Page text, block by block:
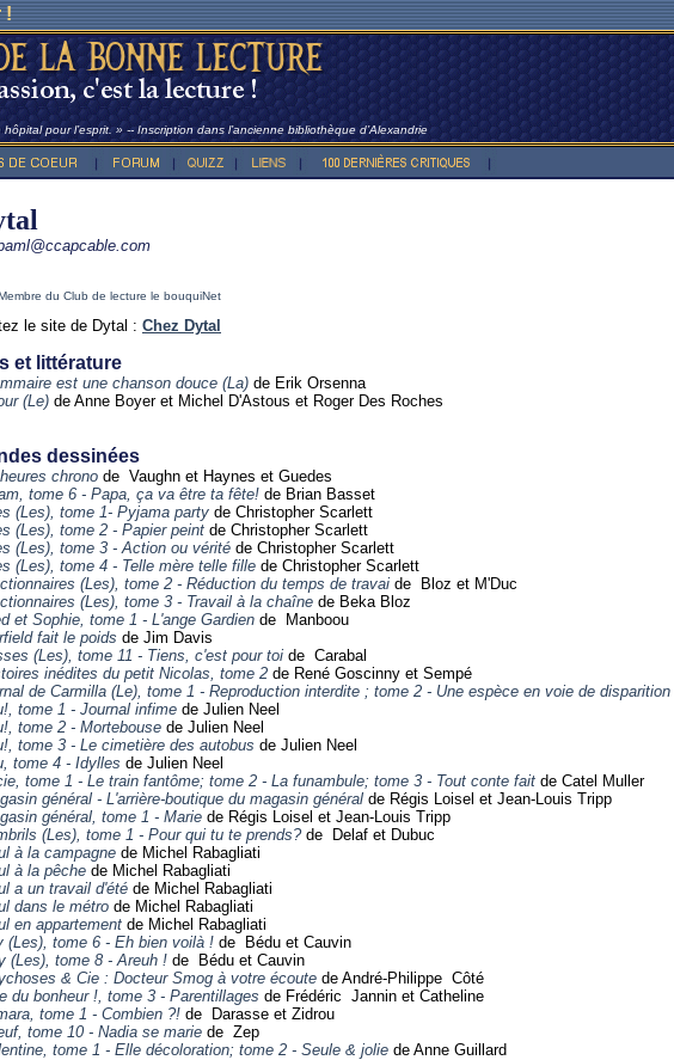
!
pour l’esprit. » -- Inscription dans l’ancienne bibliothèque d’Alexandrie
du Club de lecture le bouquiNet
le site de Dytal : Chez Dytal
et littérature
est une chanson douce (La) de Erik Orsenna
(Le) de Anne Boyer et Michel D'Astous et Roger Des Roches
dessinées
chrono de Vaughn et Haynes et Guedes
tome 6 - Papa, ça va être ta fête! de Brian Basset
(Les), tome 1- Pyjama party de Christopher Scarlett
(Les), tome 2 - Papier peint de Christopher Scarlett
(Les), tome 3 - Action ou vérité de Christopher Scarlett
(Les), tome 4 - Telle mère telle fille de Christopher Scarlett
(Les), tome 2 - Réduction du temps de travai de Bloz et M'Duc
(Les), tome 3 - Travail à la chaîne de Beka Bloz
et Sophie, tome 1 - L'ange Gardien de Manboou
fait le poids de Jim Davis
(Les), tome 11 - Tiens, c'est pour toi de Carabal
inédites du petit Nicolas, tome 2 de René Goscinny et Sempé
de Carmilla (Le), tome 1 - Reproduction interdite ; tome 2 - Une espèce en voie de disparition
tome 1 - Journal infime de Julien Neel
tome 2 - Mortebouse de Julien Neel
tome 3 - Le cimetière des autobus de Julien Neel
tome 4 - Idylles de Julien Neel
tome 1 - Le train fantôme; tome 2 - La funambule; tome 3 - Tout conte fait de Catel Muller
général - L'arrière-boutique du magasin général de Régis Loisel et Jean-Louis Tripp
général, tome 1 - Marie de Régis Loisel et Jean-Louis Tripp
(Les), tome 1 - Pour qui tu te prends?de Delaf et Dubuc
à la campagne de Michel Rabagliati
à la pêche de Michel Rabagliati
a un travail d'été de Michel Rabagliati
dans le métro de Michel Rabagliati
en appartement de Michel Rabagliati
(Les), tome 6 - Eh bien voilà ! de Bédu et Cauvin
(Les), tome 8 - Areuh ! de Bédu et Cauvin
& Cie : Docteur Smog à votre écoute de André-Philippe Côté
du bonheur !, tome 3 - Parentillages de Frédéric Jannin et Catheline
tome 1 - Combien ?! de Darasse et Zidrou
tome 10 - Nadia se marie de Zep
tome 1 - Elle décoloration; tome 2 - Seule & jolie de Anne Guillard